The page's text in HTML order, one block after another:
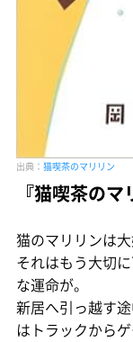
出典： 猫喫茶のマリリン
『猫喫茶の
猫のマリリンは
それはもう大切
な運命が。
新居へ引っ越す
はトラックから